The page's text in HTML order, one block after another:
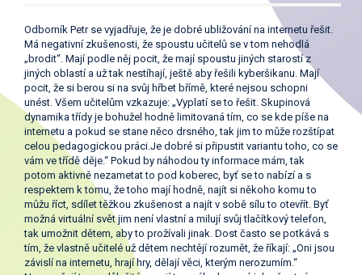
Odborník Petr se vyjadřuje, že je dobré ubližování na internetu řešit.
Má negativní zkušenosti, že spoustu učitelů se v tom nehodlá
„brodit“. Mají podle něj pocit, že mají spoustu jiných starostí z
jiných oblastí a už tak nestíhají, ještě aby řešili kyberšikanu. Mají
pocit, že si berou si na svůj hřbet břímě, které nejsou schopni
unést. Všem učitelům vzkazuje: „Vyplatí se to řešit. Skupinová
dynamika třídy je bohužel hodně limitovaná tím, co se kde píše na
internetu a pokud se stane něco drsného, tak jim to může rozštípat
celou pedagogickou práci.Je dobré si připustit variantu toho, co se
vám ve třídě děje.“ Pokud by náhodou ty informace mám, tak
potom aktivně nezametat to pod koberec, byť se to nabízí a s
respektem k tomu, že toho mají hodně, najít si někoho komu to
můžu říct, sdílet těžkou zkušenost a najít v sobě sílu to otevřít. Byť
možná virtuální svět jim není vlastní a milují svůj tlačítkový telefon,
tak umožnit dětem, aby to prožívali jinak. Dost často se potkává s
tím, že vlastně učitelé už dětem nechtějí rozumět, že říkají: „Oni jsou
závislí na internetu, hrají hry, dělají věci, kterým nerozumím.“